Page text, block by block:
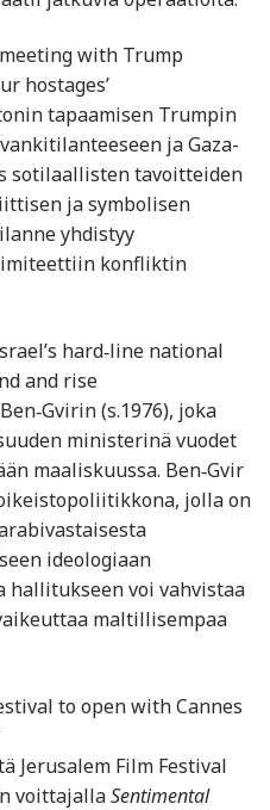
with Trump
hostages’
tapaamisen Trumpin
ja Gaza-
sotilaallisten tavoitteiden
ja symbolisen
yhdistyy
konfliktin
hard‑line national
and rise
(s.1976), joka
ministerinä vuodet
maaliskuussa. Ben‑Gvir
jolla on
ideologiaan
hallitukseen voi vahvistaa
maltillisempaa
to open with Cannes
Jerusalem Film Festival
voittajallaSentimental